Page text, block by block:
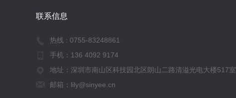
联系信息
热线 : 0755-83248861
手机： 136 4092 9174
地址：深圳市南山区科技园北区朗山二路清溢光电大楼517室
邮箱：lily@sinyee.cn